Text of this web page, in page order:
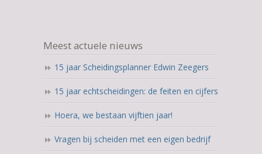
Meest actuele nieuws
15 jaar Scheidingsplanner Edwin Zeegers
15 jaar echtscheidingen: de feiten en cijfers
Hoera, we bestaan vijftien jaar!
Vragen bij scheiden met een eigen bedrijf